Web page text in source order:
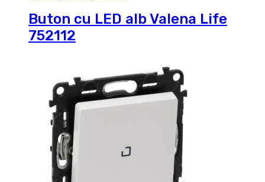
Buton cu LED alb Valena Life
752112